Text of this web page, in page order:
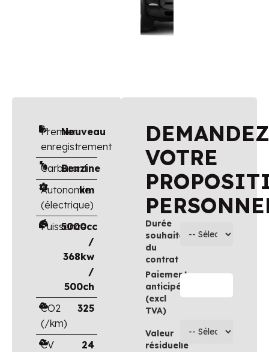
Premier
enregistrement
Nouveau
Carburant
Benzine
Autonomie
(électrique)
km
Puissance
5000cc
/
368kw
/
500ch
CO2
(/km)
325
CV
24
DEMANDEZ
VOTRE
Durée
souhaitée
du
contrat
Paiement
anticipé
(excl
TVA)
Valeur
résiduelle